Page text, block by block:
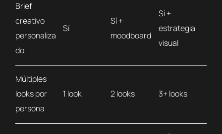
Brief
creativo
personaliza
do
Sí
Sí +
moodboard
Sí +
estrategia
visual
Múltiples
looks por
persona
1 look 2 looks 3+ looks